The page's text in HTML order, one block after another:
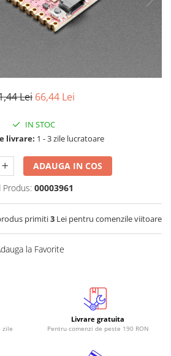
Lei 66,44 Lei
IN STOC
livrare: 1 - 3 zile lucratoare
ADAUGA IN COS
Produs: 00003961
primiti3 Lei pentru comenzile viitoare
la Favorite
zile
Livrare gratuita
Pentru comenzi de peste 190 RON